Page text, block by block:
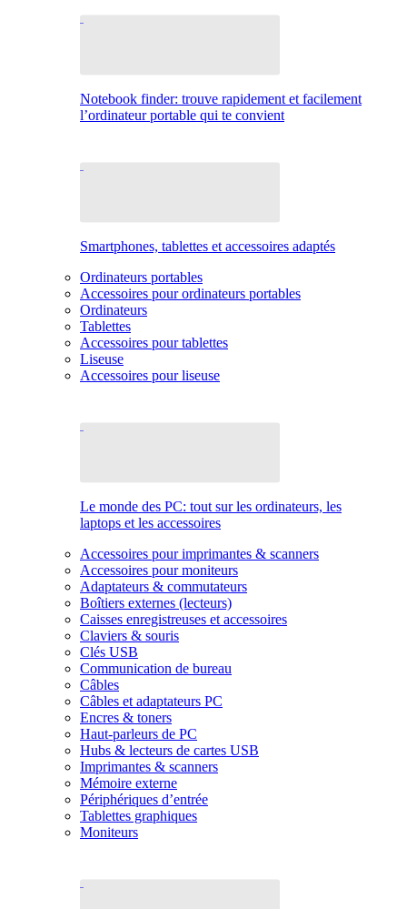
Notebook finder: trouve rapidement et facilement
l’ordinateur portable qui te convient
Smartphones, tablettes et accessoires adaptés
Ordinateurs portables
Accessoires pour ordinateurs portables
Ordinateurs
Tablettes
Accessoires pour tablettes
Liseuse
Accessoires pour liseuse
Le monde des PC: tout sur les ordinateurs, les
laptops et les accessoires
Accessoires pour imprimantes & scanners
Accessoires pour moniteurs
Adaptateurs & commutateurs
Boîtiers externes (lecteurs)
Caisses enregistreuses et accessoires
Claviers & souris
Clés USB
Communication de bureau
Câbles
Câbles et adaptateurs PC
Encres & toners
Haut-parleurs de PC
Hubs & lecteurs de cartes USB
Imprimantes & scanners
Mémoire externe
Périphériques d’entrée
Tablettes graphiques
Moniteurs